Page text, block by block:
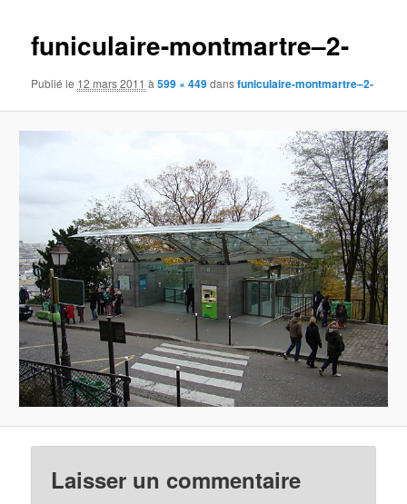
funiculaire-montmartre–2-
Publié le 12 mars 2011 à599 × 449dansfuniculaire-montmartre–2-
Laisser un commentaire